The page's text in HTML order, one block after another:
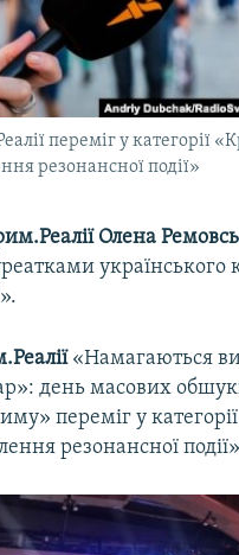
КРИМУ
RL
переміг у категорії
резонансної події»
Олена
українського
«Намагаються
день масових
переміг у
резонансної